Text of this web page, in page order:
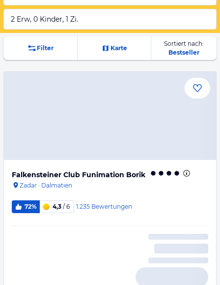
2 Erw, 0 Kinder, 1 Zi.
Filter Karte
Sortiert nach:
Bestseller
Falkensteiner Club Funimation Borik
Zadar · Dalmatien
72% 4,3 / 6 1.235 Bewertungen